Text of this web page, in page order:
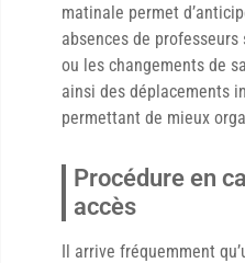
matinale permet
absences de
ou les changements de
ainsi des déplacements
permettant de mieux
Procédure en
accès
Il arrive fréquemment